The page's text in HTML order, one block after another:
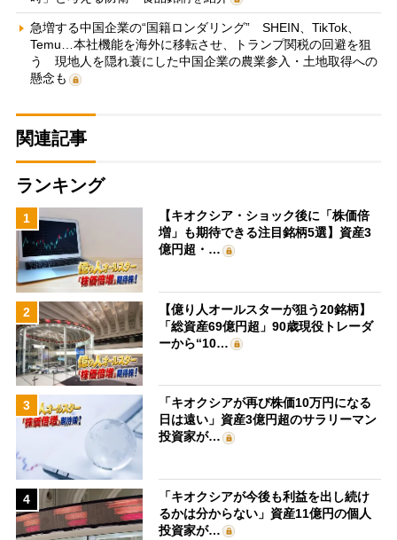
急増する中国企業の“国籍ロンダリング” SHEIN、TikTok、
Temu…本社機能を海外に移転させ、トランプ関税の回避を狙
う 現地人を隠れ蓑にした中国企業の農業参入・土地取得への
懸念も
関連記事
ランキング
1
【キオクシア・ショック後に「株価倍
増」も期待できる注目銘柄5選】資産3
億円超・…
2
【億り人オールスターが狙う20銘柄】
「総資産69億円超」90歳現役トレーダ
ーから“10…
3
「キオクシアが再び株価10万円になる
日は遠い」資産3億円超のサラリーマン
投資家が…
4
「キオクシアが今後も利益を出し続け
るかは分からない」資産11億円の個人
投資家が…